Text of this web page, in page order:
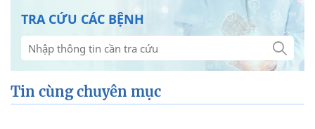
TRA CỨU CÁC BỆNH
Tin cùng chuyên mục